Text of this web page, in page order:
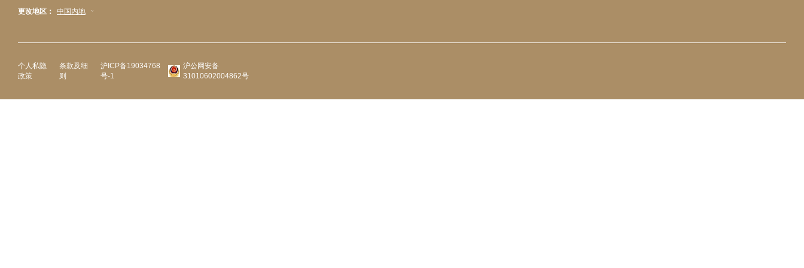
更改地区： 中国内地
个人私隐
政策
条款及细
则
沪ICP备19034768
号-1
沪公网安备
31010602004862号